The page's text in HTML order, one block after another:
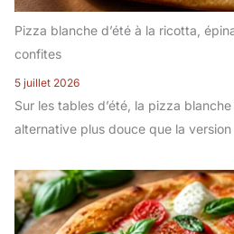
Pizza blanche d’été à la ricotta,
confites
5 juillet 2026
Sur les tables d’été, la pizza
alternative plus douce que la version